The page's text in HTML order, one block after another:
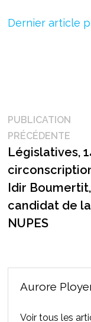
Dernier article
de
l’article
PUBLICATION
PRÉCÉDENTE
Législatives,
Idir Boumertit,
candidat de la
NUPES
Aurore
Voir tous les